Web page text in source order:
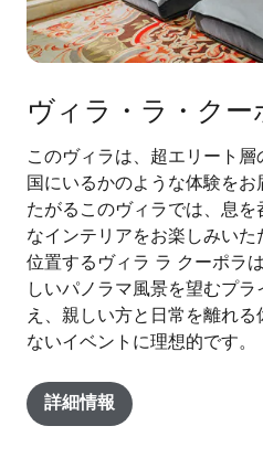
ヴィラ・ラ・クー
このヴィラは、超エリート
国にいるかのような体験を
たがるこのヴィラでは、息
なインテリアをお楽しみい
位置するヴィラ ラ クーポラ
しいパノラマ風景を望むプ
え、親しい方と日常を離れ
ないイベントに理想的です。
詳細情報